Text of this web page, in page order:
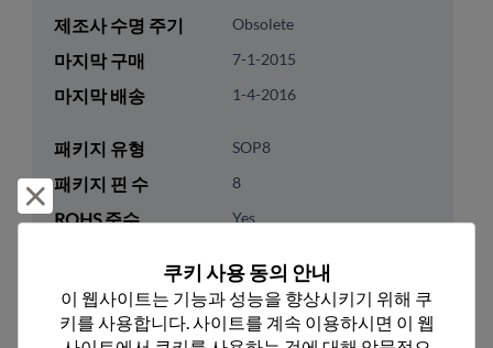
제조사 수명 주기 Obsolete
마지막 구매 7-1-2015
마지막 배송 1-4-2016
패키지 유형 SOP8
패키지 핀 수 8
ROHS 준수 Yes
패키지 수량 0
기술 카테고리 Memory & Storage
거부 및 닫기
쿠키 사용 동의 안내
이 웹사이트는 기능과 성능을 향상시키기 위해 쿠
키를 사용합니다. 사이트를 계속 이용하시면 이 웹